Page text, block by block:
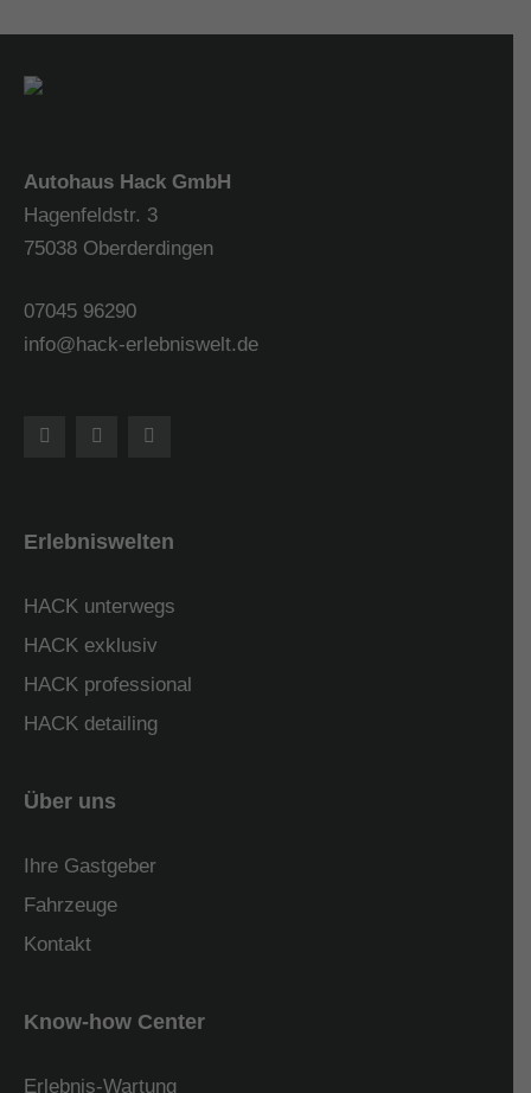
Autohaus Hack GmbH
Hagenfeldstr. 3
75038 Oberderdingen
07045 96290
info@hack-erlebniswelt.de
Erlebniswelten
HACK unterwegs
HACK exklusiv
HACK professional
HACK detailing
Über uns
Ihre Gastgeber
Fahrzeuge
Kontakt
Know-how Center
Erlebnis-Wartung